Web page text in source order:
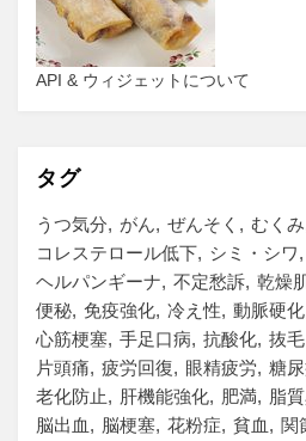
API & ウィジェットについて
タグ
うつ気分 がん ぜんそく むくみ
コレステロール低下
シミ・シワ
ヘルパンギーナ
不定愁訴 乾燥
便秘 免疫強化 冷え性 動脈硬化
心筋梗塞 手足口病 抗酸化 抜
片頭痛
疲労回復 眼精疲労 糖
老化防止
肝機能強化 肥満 脂
脳出血
脳梗塞 花粉症 貧血 関